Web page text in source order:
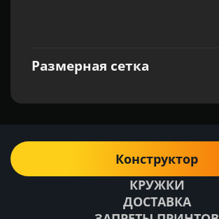
Размерная сетка
КРУЖКИ
ДОСТАВКА
Конструктор